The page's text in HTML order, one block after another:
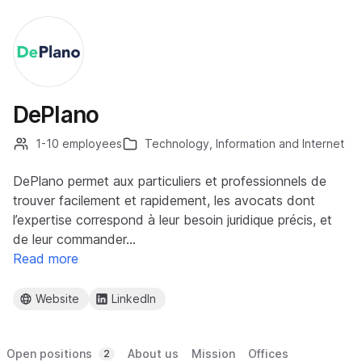
DePlano
1-10 employees Technology, Information and Internet
DePlano permet aux particuliers et professionnels de
trouver facilement et rapidement, les avocats dont
l’expertise correspond à leur besoin juridique précis, et
de leur commander…
Read more
Website LinkedIn
Open positions 2 About us Mission Offices